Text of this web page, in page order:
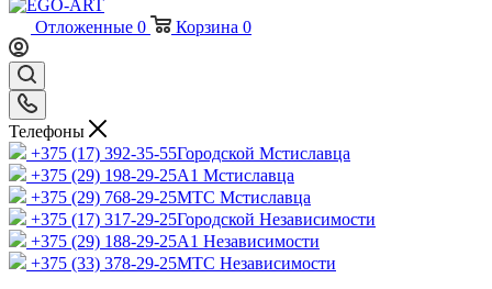
Отложенные 0 Корзина 0
Телефоны
+375 (17) 392-35-55Городской Мстиславца
+375 (29) 198-29-25A1 Мстиславца
+375 (29) 768-29-25МТС Мстиславца
+375 (17) 317-29-25Городской Независимости
+375 (29) 188-29-25A1 Независимости
+375 (33) 378-29-25МТС Независимости